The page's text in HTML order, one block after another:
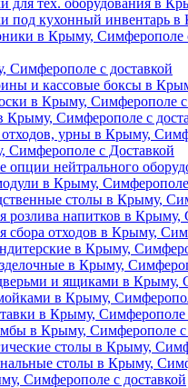
для тех. оборудования в
под кухонный инвентарь
в Крыму, Симферополе
с доставкой
и кассовые боксы в
в Крыму, Симферополе с
Симферополе с
урны в Крыму,
Симферополе с Доставкой
опции нейтрального
в Крыму, Симферополе
столы в Крыму,
розлива напитков в Крыму,
сбора отходов в Крыму,
в Крыму,
в Крыму,
и ящиками в Крыму,
в Крыму,
в Крыму, Симферополе
в Крыму, Симферополе с
столы в Крыму,
столы в Крыму,
Симферополе с доставкой